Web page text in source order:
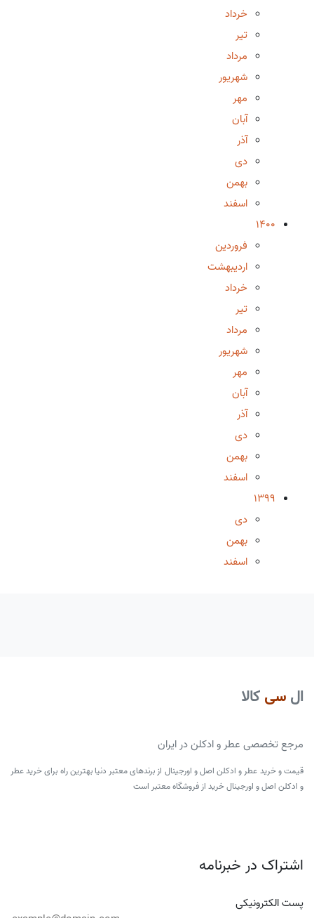
خرداد
تیر
مرداد
شهریور
مهر
آبان
آذر
دی
بهمن
اسفند
1400
فروردین
اردیبهشت
خرداد
تیر
مرداد
شهریور
مهر
آبان
آذر
دی
بهمن
اسفند
1399
دی
بهمن
اسفند
ال سی کالا
مرجع تخصصی عطر و ادکلن در ایران
قیمت و خرید عطر و ادکلن اصل و اورجینال از برندهای معتبر دنیا بهترین راه برای خرید عطر
و ادکلن اصل و اورجینال خرید از فروشگاه معتبر است
اشتراک در خبرنامه
پست الکترونیکی